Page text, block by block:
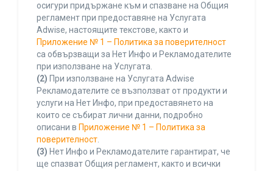
осигури придържане към и спазване на Общия
регламент при предоставяне на Услугата
Adwise, настоящите текстове, както и
Приложение № 1 – Политика за поверителност
са обвързващи за Нет Инфо и Рекламодателите
при използване на Услугата.
(2) При използване на Услугата Adwise
Рекламодателите се възползват от продукти и
услуги на Нет Инфо, при предоставянето на
които се събират лични данни, подробно
описани в Приложение № 1 – Политика за
поверителност.
(3) Нет Инфо и Рекламодателите гарантират, че
ще спазват Общия регламент, както и всички